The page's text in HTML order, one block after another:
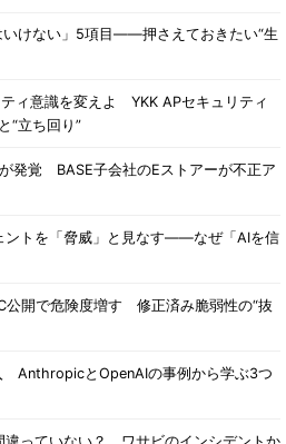
いけない」5項目――押さえておきたい“生
ィ意識を変えよ YKK APセキュリティ
“立ち回り”
発覚 BASE子会社のEストアーが不正ア
ントを「脅威」と見なす――なぜ「AIを信
公開で危険度増す 修正済み脆弱性の“抜
AnthropicとOpenAIの事例から学ぶ3つ